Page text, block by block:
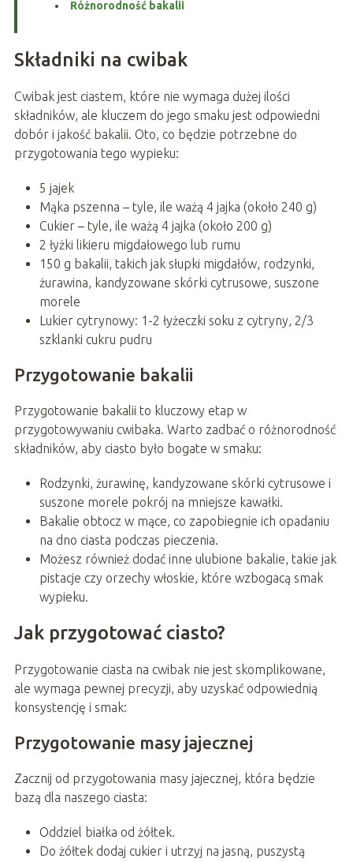
Różnorodność bakalii
Składniki na cwibak
Cwibak jest ciastem, które nie wymaga dużej ilości
składników, ale kluczem do jego smaku jest odpowiedni
dobór i jakość bakalii. Oto, co będzie potrzebne do
przygotowania tego wypieku:
5 jajek
Mąka pszenna – tyle, ile ważą 4 jajka (około 240 g)
Cukier – tyle, ile ważą 4 jajka (około 200 g)
2 łyżki likieru migdałowego lub rumu
150 g bakalii, takich jak słupki migdałów, rodzynki,
żurawina, kandyzowane skórki cytrusowe, suszone
morele
Lukier cytrynowy: 1-2 łyżeczki soku z cytryny, 2/3
szklanki cukru pudru
Przygotowanie bakalii
Przygotowanie bakalii to kluczowy etap w
przygotowywaniu cwibaka. Warto zadbać o różnorodność
składników, aby ciasto było bogate w smaku:
Rodzynki, żurawinę, kandyzowane skórki cytrusowe i
suszone morele pokrój na mniejsze kawałki.
Bakalie obtocz w mące, co zapobiegnie ich opadaniu
na dno ciasta podczas pieczenia.
Możesz również dodać inne ulubione bakalie, takie jak
pistacje czy orzechy włoskie, które wzbogacą smak
wypieku.
Jak przygotować ciasto?
Przygotowanie ciasta na cwibak nie jest skomplikowane,
ale wymaga pewnej precyzji, aby uzyskać odpowiednią
konsystencję i smak:
Przygotowanie masy jajecznej
Zacznij od przygotowania masy jajecznej, która będzie
bazą dla naszego ciasta:
Oddziel białka od żółtek.
Do żółtek dodaj cukier i utrzyj na jasną, puszystą